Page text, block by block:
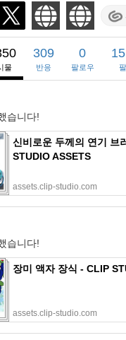
물
309
반응
0
팔로우
습니다!
신비로운 두께의 연기 브
STUDIO ASSETS
assets.clip-studio.com
습니다!
장미 액자 장식 - CLIP
assets.clip-studio.com